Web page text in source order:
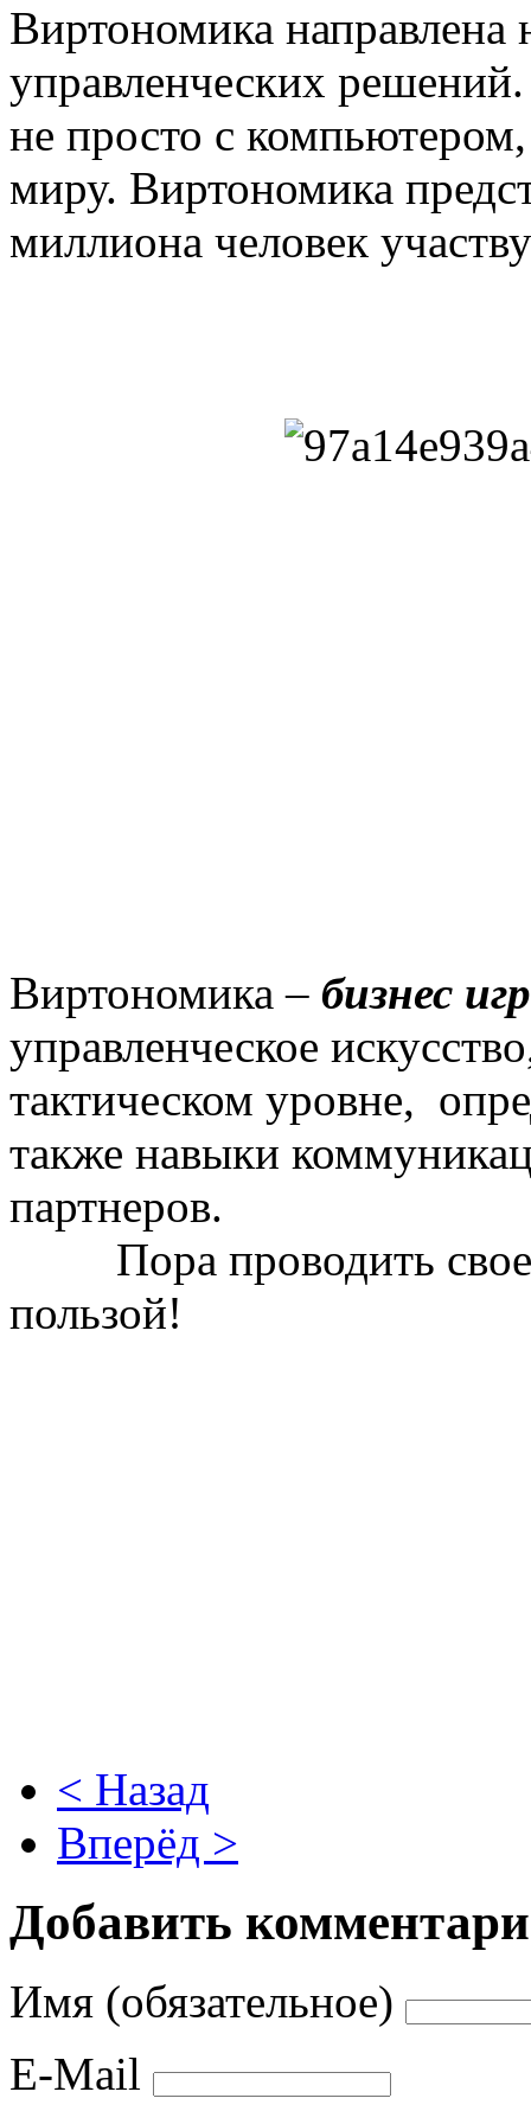
Виртономика направлена
управленческих
не просто с
миру. Виртономика
миллиона человек
Виртономика – бизнес
управленческое
тактическом уровне,
также навыки
партнеров.
Пора проводить свое
пользой!
< Назад
Вперёд >
Добавить
Имя (обязательное)
E-Mail